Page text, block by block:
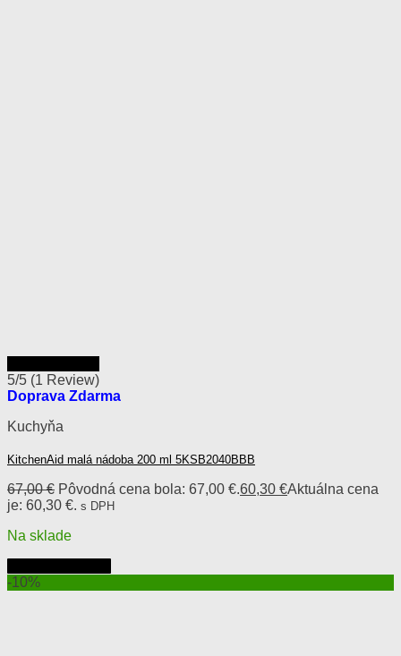
5/5 (1 Review)
Doprava Zdarma
Kuchyňa
KitchenAid malá nádoba 200 ml 5KSB2040BBB
67,00€ Pôvodná cena bola: 67,00 €.60,30 €Aktuálna cena
je: 60,30 €. s DPH
Na sklade
-10%